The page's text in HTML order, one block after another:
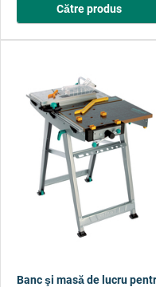
Către produs
Banc şi masă de lucru